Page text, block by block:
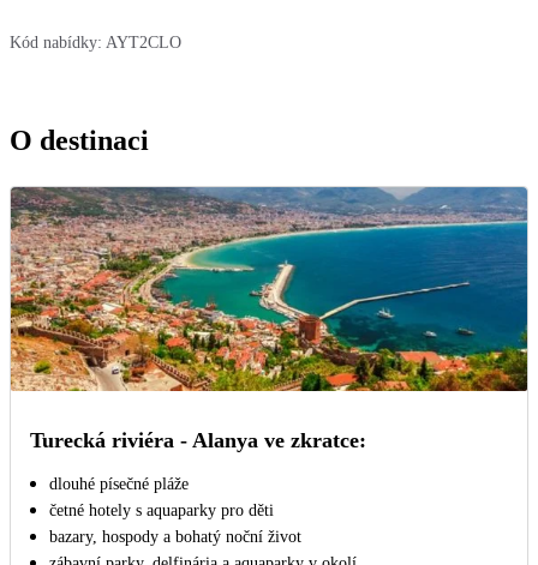
Kód nabídky: AYT2CLO
O destinaci
Turecká riviéra - Alanya ve zkratce:
dlouhé písečné pláže
četné hotely s aquaparky pro děti
bazary, hospody a bohatý noční život